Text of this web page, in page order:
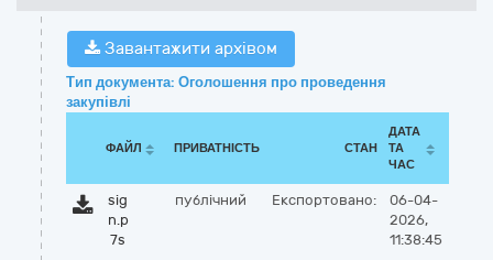
Завантажити архівом
Тип документа: Оголошення про проведення
закупівлі
ФАЙЛ ПРИВАТНІСТЬ СТАН
ДАТА
ТА
ЧАС
sig
n.p
7s
публічний Експортовано:
06-04-
2026,
11:38:45